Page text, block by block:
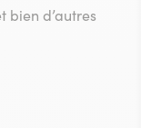
bien d’autres